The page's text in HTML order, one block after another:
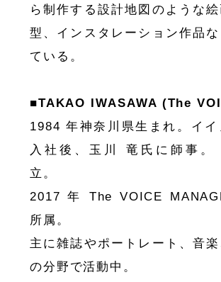
ら制作する設計地図のような
型、インスタレーション作品
ている。
■TAKAO IWASAWA (The
1984 年神奈川県生まれ。イイ
入社後、玉川 竜氏に師事。
立。
2017 年 The VOICE
所属。
主に雑誌やポートレート、音
の分野で活動中。